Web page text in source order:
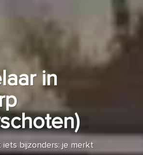
in
bijzonders: je merkt